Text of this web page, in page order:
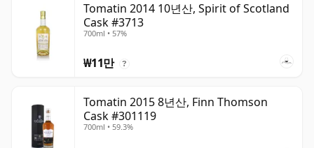
Tomatin 2014 10년산, Spirit of Scotland
Cask #3713
700ml • 57%
₩11만 ?
Tomatin 2015 8년산, Finn Thomson
Cask #301119
700ml • 59.3%